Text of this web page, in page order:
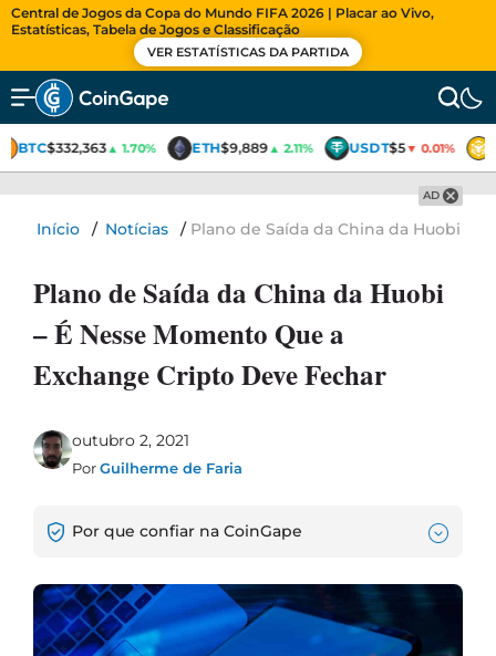
Central de Jogos da Copa do Mundo FIFA 2026 | Placar ao Vivo,
Estatísticas, Tabela de Jogos e Classificação
VER ESTATÍSTICAS DA PARTIDA
BTC$332,363▲ 1.70% ETH$9,889▲ 2.11% USDT$5▼ 0.01%
AD
Início / Notícias / Plano de Saída da China da Huobi –
Plano de Saída da China da Huobi
– É Nesse Momento Que a
Exchange Cripto Deve Fechar
outubro 2, 2021
PorGuilherme de Faria
Por que confiar na CoinGape